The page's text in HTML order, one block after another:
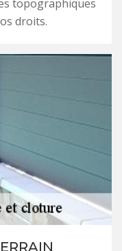
topographiques
droits.